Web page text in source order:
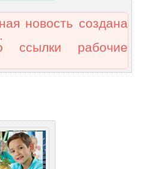
новость создана
ссылки рабочие